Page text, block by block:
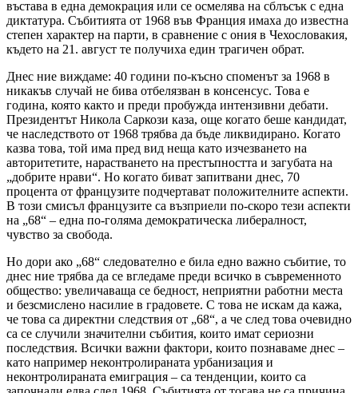
въстава в една демокрация или се осмелява на сблъсък с една
диктатура. Събитията от 1968 във Франция имаха до известна
степен характер на парти, в сравнение с ония в Чехословакия,
където на 21. август те получиха един трагичен обрат.
Днес ние виждаме: 40 години по-късно споменът за 1968 в
никакъв случай не бива отбелязван в консенсус. Това е
година, която както и преди пробужда интензивни дебати.
Президентът Никола Саркози каза, още когато беше кандидат,
че наследството от 1968 трябва да бъде ликвидирано. Когато
казва това, той има пред вид неща като изчезването на
авторитетите, нарастването на престъпността и загубата на
„добрите нрави“. Но когато биват запитвани днес, 70
процента от французите подчертават положителните аспекти.
В този смисъл французите са възприели по-скоро тези аспекти
на „68“ – една по-голяма демократическа либералност,
чувство за свобода.
Но дори ако „68“ следователно е била едно важно събитие, то
днес ние трябва да се вгледаме преди всичко в съвременното
общество: увеличаваща се бедност, неприятни работни места
и безсмислено насилие в градовете. С това не искам да кажа,
че това са директни следствия от „68“, а че след това очевидно
са се случили значителни събития, които имат сериозни
последствия. Всички важни фактори, които познаваме днес –
като например неконтролираната урбанизация и
неконтролираната емиграция – са тенденции, които са